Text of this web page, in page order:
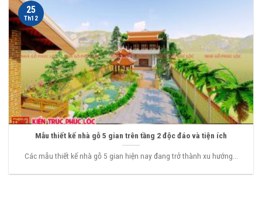
Mẫu thiết kế nhà gỗ 5 gian trên tầng 2 độc đáo và tiện ích
Các mẫu thiết kế nhà gỗ 5 gian hiện nay đang trở thành xu hướng...
25
Th12